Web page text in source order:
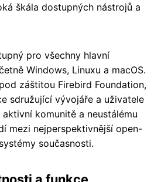
škála dostupných nástrojů a
pro všechny hlavní
Windows, Linuxu a macOS.
záštitou Firebird Foundation,
sdružující vývojáře a uživatele
komunitě a neustálému
mezi nejperspektivnější open-
současnosti.
a funkce